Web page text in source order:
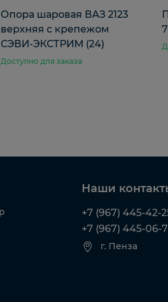
Опора шаровая ВАЗ 2123
верхняя с крепежом
СЭВИ-ЭКСТРИМ (24)
Доступно для заказа
Наши
+7 (967) 445-42-
+7 (967) 445-06-
г. Пенза